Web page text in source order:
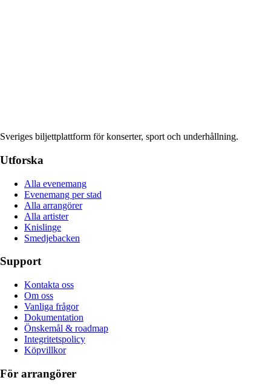
Sveriges biljettplattform för konserter, sport och underhållning.
Utforska
Alla evenemang
Evenemang per stad
Alla arrangörer
Alla artister
Knislinge
Smedjebacken
Support
Kontakta oss
Om oss
Vanliga frågor
Dokumentation
Önskemål & roadmap
Integritetspolicy
Köpvillkor
För arrangörer